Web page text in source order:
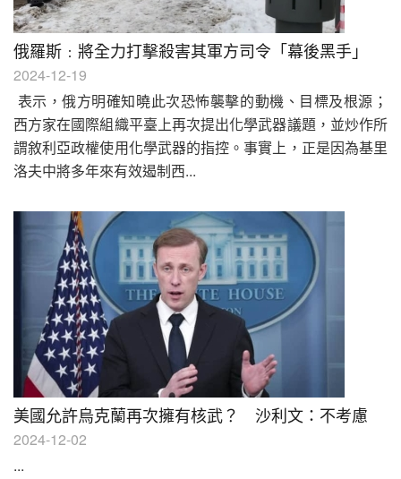
俄羅斯﹕將全力打擊殺害其軍方司令「幕後黑手」
2024-12-19
表示，俄方明確知曉此次恐怖襲擊的動機、目標及根源；
西方家在國際組織平臺上再次提出化學武器議題，並炒作所
謂敘利亞政權使用化學武器的指控。事實上，正是因為基里
洛夫中將多年來有效遏制西...
美國允許烏克蘭再次擁有核武？ 沙利文：不考慮
2024-12-02
...